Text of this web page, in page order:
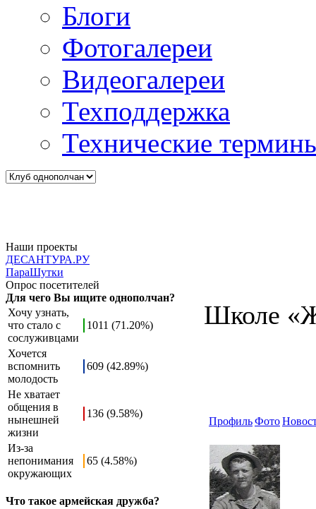
Блоги
Фотогалереи
Видеогалереи
Техподдержка
Технические
Наши проекты
ДЕСАНТУРА.РУ
ПараШутки
Опрос посетителей
Для чего Вы ищите однополчан?
Хочу узнать,
что стало с
сослуживцами
1011 (71.20%)
Хочется
вспомнить
молодость
609 (42.89%)
Не хватает
общения в
нынешней
жизни
136 (9.58%)
Из-за
непонимания
окружающих
65 (4.58%)
Что такое армейская дружба?
Школе
ПрофильФото